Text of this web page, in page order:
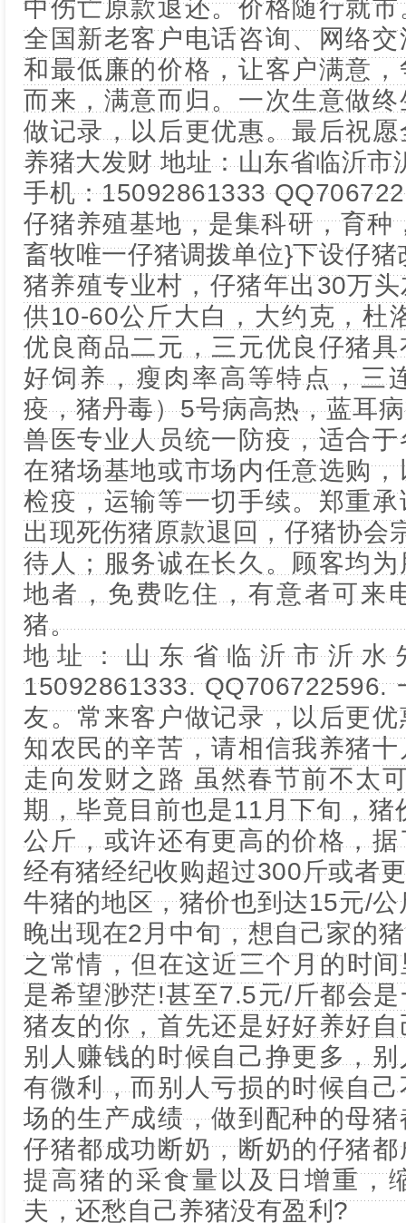
中伤亡原款退还。价格随行就
全国新老客户电话咨询、网络
和最低廉的价格，让客户满意
而来，满意而归。一次生意做
做记录，以后更优惠。最后祝
养猪大发财 地址：山东省临沂市
手机：15092861333
仔猪养殖基地，是集科研，育种
畜牧唯一仔猪调拨单位}下设仔
猪养殖专业村，仔猪年出30万
供10-60公斤大白，大约克，杜
优良商品二元，三元优良仔猪
好饲养，瘦肉率高等特点，三
疫，猪丹毒）5号病高热，蓝耳
兽医专业人员统一防疫，适合
在猪场基地或市场内任意选购
检疫，运输等一切手续。郑重
出现死伤猪原款退回，仔猪协会
待人；服务诚在长久。顾客均
地者，免费吃住，有意者可来
猪。
地址：山东省临沂市沂水
15092861333. QQ706722596.
友。常来客户做记录，以后更
知农民的辛苦，请相信我养猪
走向发财之路 虽然春节前不太
期，毕竟目前也是11月下旬，
公斤，或许还有更高的价格，
经有猪经纪收购超过300斤或者
牛猪的地区，猪价也到达15元/
晚出现在2月中旬，想自己家的
之常情，但在这近三个月的时
是希望渺茫!甚至7.5元/斤都会
猪友的你，首先还是好好养好
别人赚钱的时候自己挣更多，
有微利，而别人亏损的时候自
场的生产成绩，做到配种的母
仔猪都成功断奶，断奶的仔猪
提高猪的采食量以及日增重，
夫，还愁自己养猪没有盈利?